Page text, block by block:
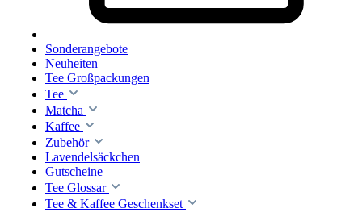
Sonderangebote
Neuheiten
Tee Großpackungen
Tee
Matcha
Kaffee
Zubehör
Lavendelsäckchen
Gutscheine
Tee Glossar
Tee & Kaffee Geschenkset